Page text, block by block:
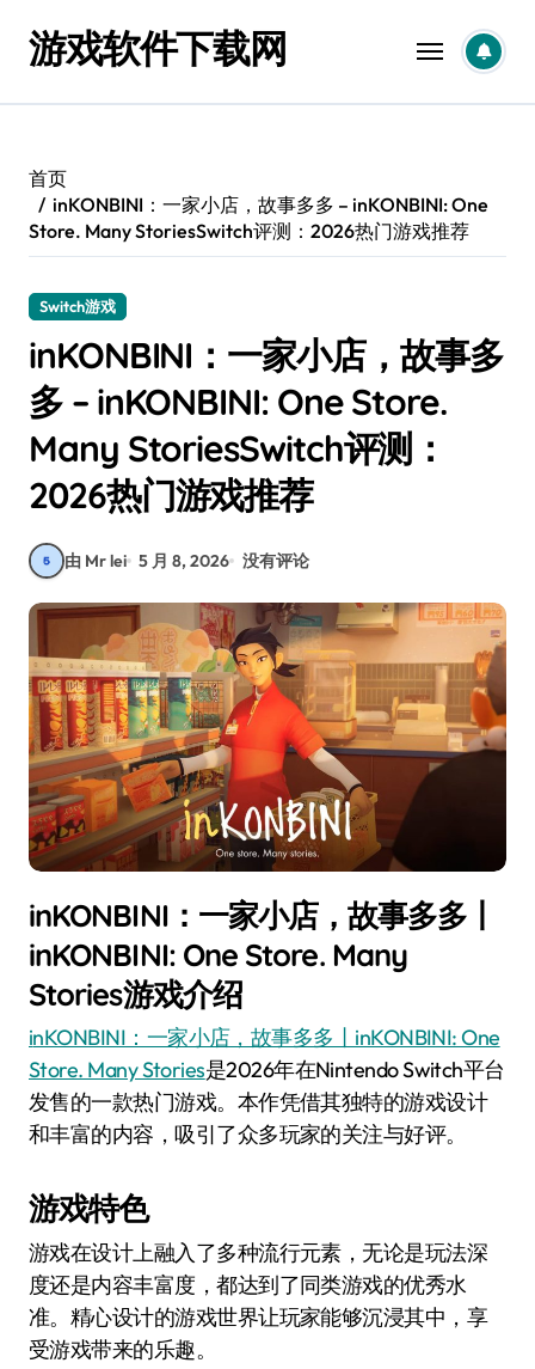
游戏软件下载网
首页
inKONBINI：一家小店，故事多多 – inKONBINI: One
Store. Many StoriesSwitch评测：2026热门游戏推荐
Switch游戏
inKONBINI：一家小店，故事多
多 – inKONBINI: One Store.
Many StoriesSwitch评测：
2026热门游戏推荐
由 Mr lei 5 月 8, 2026 没有评论
inKONBINI：一家小店，故事多多丨
inKONBINI: One Store. Many
Stories游戏介绍
inKONBINI：一家小店，故事多多丨inKONBINI: One
Store. Many Stories是2026年在Nintendo Switch平台
发售的一款热门游戏。本作凭借其独特的游戏设计
和丰富的内容，吸引了众多玩家的关注与好评。
游戏特色
游戏在设计上融入了多种流行元素，无论是玩法深
度还是内容丰富度，都达到了同类游戏的优秀水
准。精心设计的游戏世界让玩家能够沉浸其中，享
受游戏带来的乐趣。